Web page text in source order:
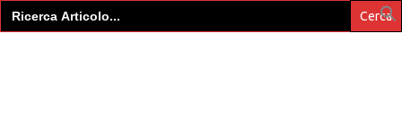
Search
for: